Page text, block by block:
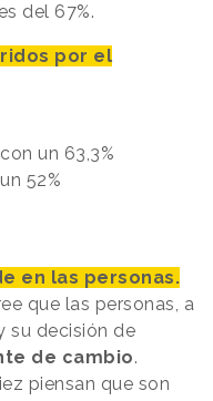
del 67%.
por el
un 63,3%
52%
en las personas.
que las personas, a
su decisión de
de cambio.
piensan que son